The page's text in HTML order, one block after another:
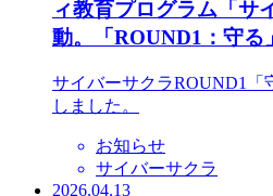
ィ教育プログラム「サ
動。「ROUND1：守る
サイバーサクラROUND1「
しました。
お知らせ
サイバーサクラ
2026.04.13